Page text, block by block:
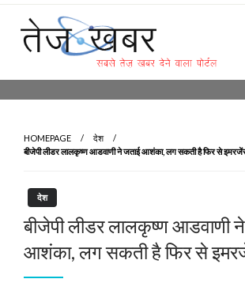
Skip
content
HOMEPAGE
देश
बीजेपी लीडर लालकृष्ण आडवाणी ने जताई आशंका, लग सकती है फिर से
देश
बीजेपी लीडर लालकृष्ण आडवाणी
आशंका, लग सकती है फिर से